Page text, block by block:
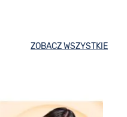
ZOBACZ WSZYSTKIE